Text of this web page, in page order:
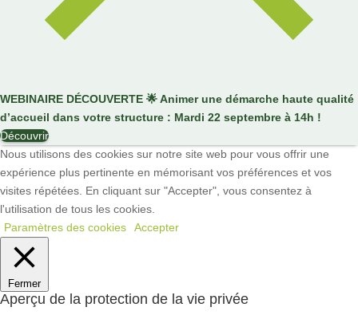
WEBINAIRE DÉCOUVERTE 🌟Animer une démarche haute qualité
d’accueil dans votre structure : Mardi 22 septembre à 14h !
Découvrir
Nous utilisons des cookies sur notre site web pour vous offrir une
expérience plus pertinente en mémorisant vos préférences et vos
visites répétées. En cliquant sur "Accepter", vous consentez à
l'utilisation de tous les cookies.
Paramètres des cookies
Accepter
Fermer
Aperçu de la protection de la vie privée